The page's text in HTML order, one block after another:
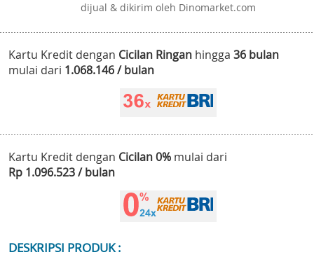
dijual & dikirim oleh Dinomarket.com
Kartu Kredit dengan Cicilan Ringan hingga 36 bulan
mulai dari 1.068.146 / bulan
Kartu Kredit dengan Cicilan 0% mulai dari
Rp 1.096.523 / bulan
DESKRIPSI PRODUK :